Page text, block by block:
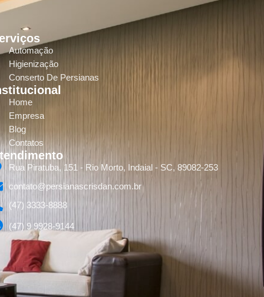
Automação
Higienização
Conserto De Persianas
Home
Empresa
Blog
Contatos
Rua Piratuba, 151 - Rio Morto, Indaial - SC, 89082-253
contato@persianascrisdan.com.br
(47) 3333-8888
(47) 9 9928-9144